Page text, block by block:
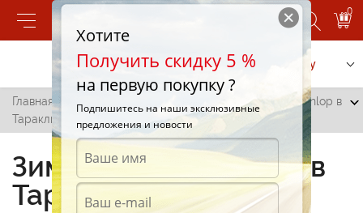
0
Позвонить Заказать услугу
Главная /
Зимние шины Dunlop в
Тараклие
Зимние шины Dunlop в
Тараклие
Хотите
Получить скидку 5 %
на первую покупку ?
Подпишитесь на наши эксклюзивные
предложения и новости